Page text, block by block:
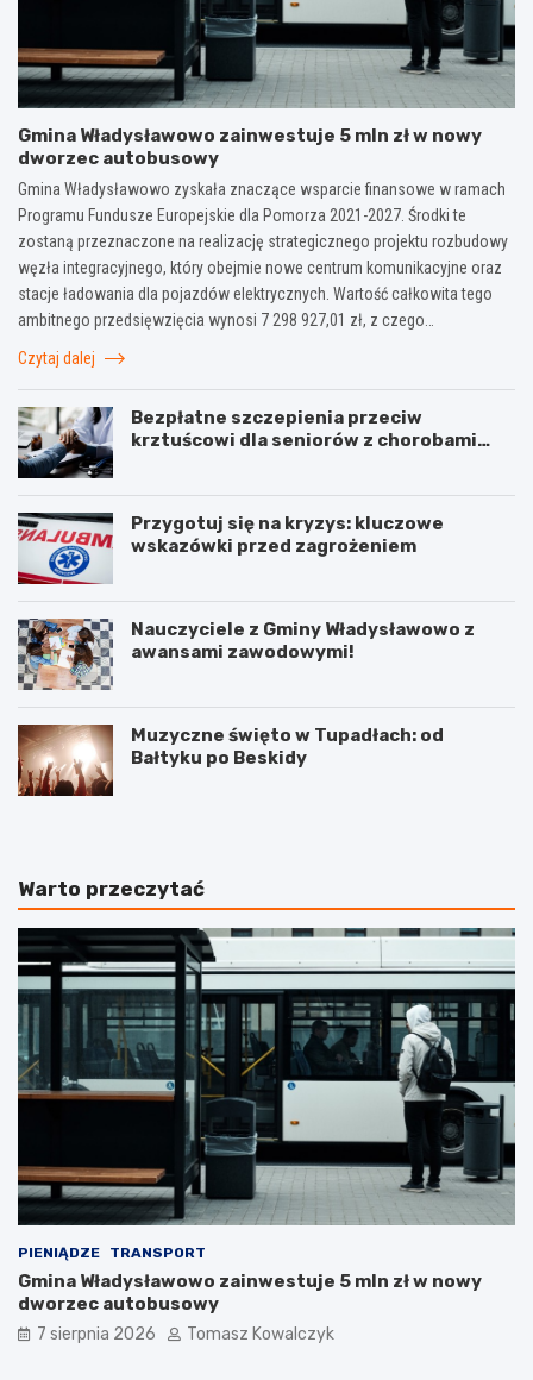
Gmina Władysławowo zainwestuje 5 mln zł w nowy
dworzec autobusowy
Gmina Władysławowo zyskała znaczące wsparcie finansowe w ramach
Programu Fundusze Europejskie dla Pomorza 2021-2027. Środki te
zostaną przeznaczone na realizację strategicznego projektu rozbudowy
węzła integracyjnego, który obejmie nowe centrum komunikacyjne oraz
stacje ładowania dla pojazdów elektrycznych. Wartość całkowita tego
ambitnego przedsięwzięcia wynosi 7 298 927,01 zł, z czego…
Czytaj dalej
Bezpłatne szczepienia przeciw
krztuścowi dla seniorów z chorobami
Przygotuj się na kryzys: kluczowe
wskazówki przed zagrożeniem
Nauczyciele z Gminy Władysławowo z
awansami zawodowymi!
Muzyczne święto w Tupadłach: od
Bałtyku po Beskidy
Warto przeczytać
PIENIĄDZE TRANSPORT
Gmina Władysławowo zainwestuje 5 mln zł w nowy
dworzec autobusowy
7 sierpnia 2026 Tomasz Kowalczyk